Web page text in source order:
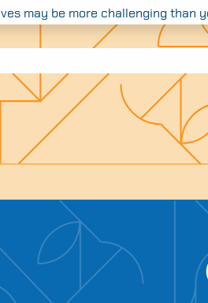
A A A
may be more challenging than